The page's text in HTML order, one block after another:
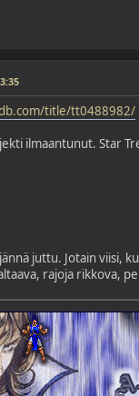
title/tt0488982/
ilmaantunut. Star
juttu. Jotain viisi,
rajoja rikkova,